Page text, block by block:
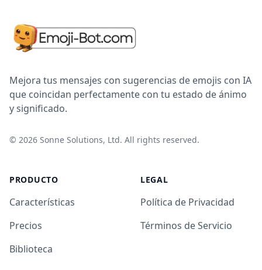
Mejora tus mensajes con sugerencias de emojis con IA
que coincidan perfectamente con tu estado de ánimo
y significado.
© 2026 Sonne Solutions, Ltd. All rights reserved.
PRODUCTO
Características
Precios
Biblioteca
LEGAL
Política de Privacidad
Términos de Servicio